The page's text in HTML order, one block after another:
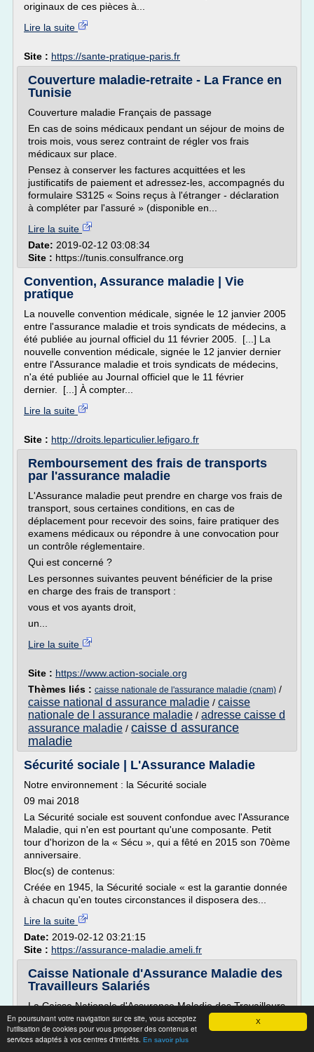
X
En poursuivant votre navigation sur ce site, vous acceptez
l'utilisation de cookies pour vous proposer des contenus et
services adaptés à vos centres d'intérêts. En savoir plus
originaux de ces pièces à...
Lire la suite
Site : https://sante-pratique-paris.fr
Couverture maladie-retraite - La France en
Tunisie
Couverture maladie Français de passage
En cas de soins médicaux pendant un séjour de moins de
trois mois, vous serez contraint de régler vos frais
médicaux sur place.
Pensez à conserver les factures acquittées et les
justificatifs de paiement et adressez-les, accompagnés du
formulaire S3125 « Soins reçus à l'étranger - déclaration
à compléter par l'assuré » (disponible en...
Lire la suite
Date: 2019-02-12 03:08:34
Site : https://tunis.consulfrance.org
Convention, Assurance maladie | Vie
pratique
La nouvelle convention médicale, signée le 12 janvier 2005
entre l'assurance maladie et trois syndicats de médecins, a
été publiée au journal officiel du 11 février 2005. [...] La
nouvelle convention médicale, signée le 12 janvier dernier
entre l'Assurance maladie et trois syndicats de médecins,
n'a été publiée au Journal officiel que le 11 février
dernier. [...] À compter...
Lire la suite
Site : http://droits.leparticulier.lefigaro.fr
Remboursement des frais de transports
par l'assurance maladie
L'Assurance maladie peut prendre en charge vos frais de
transport, sous certaines conditions, en cas de
déplacement pour recevoir des soins, faire pratiquer des
examens médicaux ou répondre à une convocation pour
un contrôle réglementaire.
Qui est concerné ?
Les personnes suivantes peuvent bénéficier de la prise
en charge des frais de transport :
vous et vos ayants droit,
un...
Lire la suite
Site : https://www.action-sociale.org
Thèmes liés : caisse nationale de l'assurance maladie (cnam) /
caisse national d assurance maladie / caisse
nationale de l assurance maladie / adresse caisse d
assurance maladie / caisse d assurance
maladie
Sécurité sociale | L'Assurance Maladie
Notre environnement : la Sécurité sociale
09 mai 2018
La Sécurité sociale est souvent confondue avec l'Assurance
Maladie, qui n'en est pourtant qu'une composante. Petit
tour d'horizon de la « Sécu », qui a fêté en 2015 son 70ème
anniversaire.
Bloc(s) de contenus:
Créée en 1945, la Sécurité sociale « est la garantie donnée
à chacun qu'en toutes circonstances il disposera des...
Lire la suite
Date: 2019-02-12 03:21:15
Site : https://assurance-maladie.ameli.fr
Caisse Nationale d'Assurance Maladie des
Travailleurs Salariés
La Caisse Nationale d'Assurance Maladie des Travailleurs
Salariés (CNAMTS) définit au plan national, la politique de
l' assurance maladie en France et pilote les organismes
chargés de la mettre en oeuvre dont les 128 Caisses